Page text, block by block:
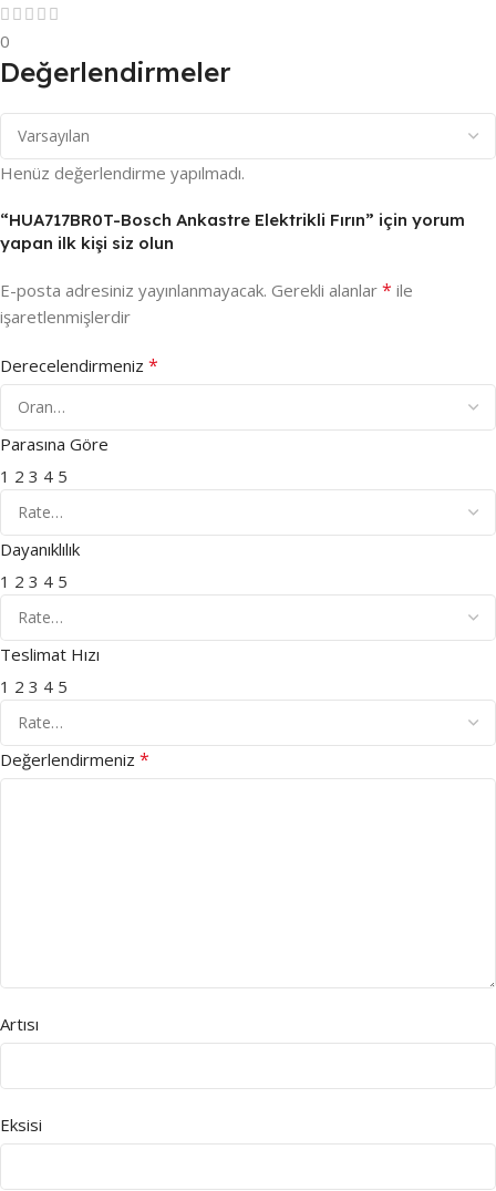
0
Değerlendirmeler
Henüz değerlendirme yapılmadı.
“HUA717BR0T-Bosch Ankastre Elektrikli Fırın” için yorum
yapan ilk kişi siz olun
E-posta adresiniz yayınlanmayacak. Gerekli alanlar * ile
işaretlenmişlerdir
Derecelendirmeniz *
Parasına Göre
1 2 3 4 5
Dayanıklılık
1 2 3 4 5
Teslimat Hızı
1 2 3 4 5
Değerlendirmeniz *
Artısı
Eksisi